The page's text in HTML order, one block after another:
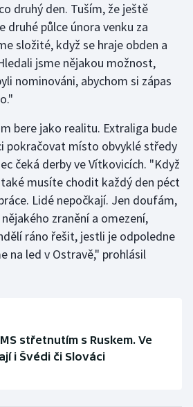
druhý den. Tuším, že ještě
druhé půlce února venku za
složité, když se hraje obden a
jsme nějakou možnost,
nominováni, abychom si zápas
bere jako realitu. Extraliga bude
pokračovat místo obvyklé středy
čeká derby ve Vítkovicích. "Když
musíte chodit každý den péct
Lidé nepočkají. Jen doufám,
zranění a omezení,
ráno řešit, jestli je odpoledne
na led v Ostravě," prohlásil
střetnutím s Ruskem. Ve
i Švédi či Slováci